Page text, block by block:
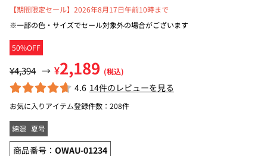
50%OFF
【期間限定セール】2026年8月17日午前10時まで
※一部の色・サイズでセール対象外の場合がございます
¥4,394 → ¥2,189 (税込)
4.6 14件のレビューを見る
お気に入りアイテム登録件数： 208件
綿混 夏号
商品番号： OWAU-01234